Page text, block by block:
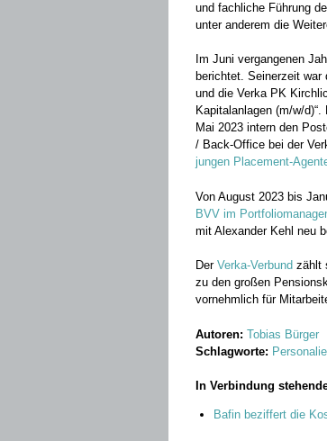
und fachliche Führung
unter anderem die
Im Juni vergangenen
berichtet. Seinerzeit
und die Verka PK
Kapitalanlagen (m/w/
Mai 2023 intern den
/ Back-Office bei der
jungen Placement-
Von August 2023 bis
BVV im
mit Alexander Kehl neu
Der Verka-Verbund zählt
zu den großen
vornehmlich für
Autoren: Tobias Bürger
Schlagworte:
In Verbindung
Bafin beziffert die